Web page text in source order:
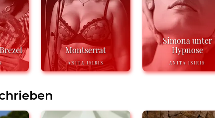
Montserrat
ANITA ISIRIS
Simona unter
Hypnose
ANITA ISIRIS